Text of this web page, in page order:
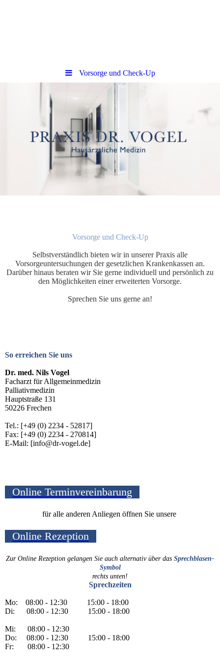
Vorsorge und Check-Up
Praxis Dr. Vogel &fdf Kollegen
Vorsorge und Check-Up
Selbstverständlich bieten wir in unserer Praxis alle
Vorsorgeuntersuchungen der gesetzlichen Krankenkassen an.
Darüber hinaus beraten wir Sie gerne individuell und persönlich zu
den Möglichkeiten einer erweiterten Vorsorge.
Sprechen Sie uns gerne an!
So erreichen Sie uns
Dr. med. Nils Vogel
Facharzt für Allgemeinmedizin
Palliativmedizin
Hauptstraße 131
50226 Frechen
Tel.: [+49 (0) 2234 - 52817]
Fax: [+49 (0) 2234 - 270814]
E-Mail: [info@dr-vogel.de]
Online Terminvereinbarung
für alle anderen Anliegen öffnen Sie unsere
Online Rezeption
Zur Online Rezeption gelangen Sie auch alternativ über das Sprechblasen-
Symbol
rechts unten!
Sprechzeiten
Mo: 08:00 - 12:30 15:00 - 18:00
Di: 08:00 - 12:30 15:00 - 18:00
Mi: 08:00 - 12:30
Do: 08:00 - 12:30 15:00 - 18:00
Fr: 08:00 - 12:30